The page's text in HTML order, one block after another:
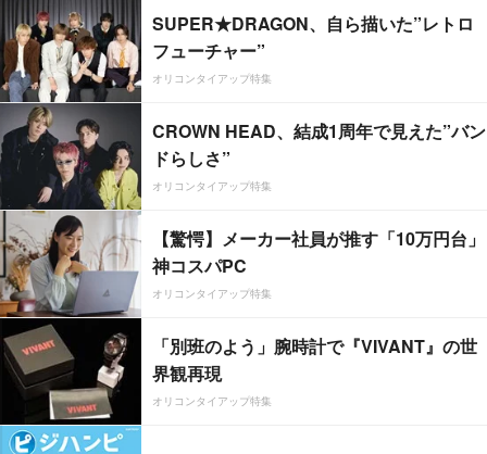
SUPER★DRAGON、自ら描いた”レトロ
フューチャー”
オリコンタイアップ特集
CROWN HEAD、結成1周年で見えた”バン
ドらしさ”
オリコンタイアップ特集
【驚愕】メーカー社員が推す「10万円台」
神コスパPC
オリコンタイアップ特集
「別班のよう」腕時計で『VIVANT』の世
界観再現
オリコンタイアップ特集